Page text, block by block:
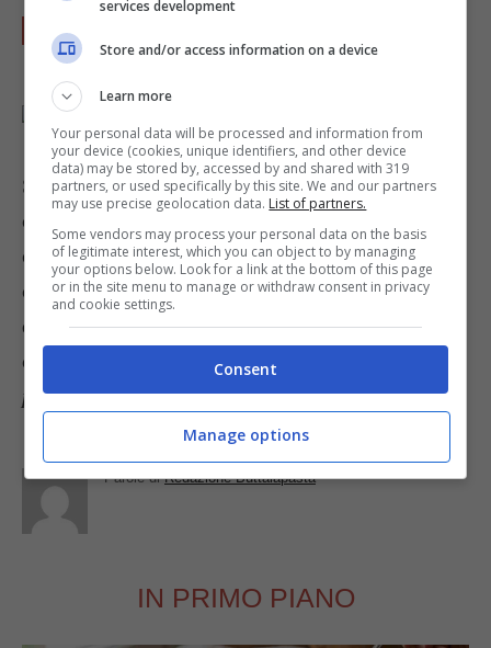
uno strato di muesli all’interno del vaso.
Se volete conservalo in frigorifero potete
chiudere il vaso con la sua capsula per evitare
ogni contaminazione di sapori e odori. Il dolce al
cucchiaio è pronto per soddisfare la vostra voglia
di dolce anche prima della tanto temuta prova
costume!
Contenuto di informazione
pubblicitaria
Parole diRedazione Buttalapasta
IN PRIMO PIANO
services development
Store and/or access information on a device
Learn more
Your personal data will be processed and information from
your device (cookies, unique identifiers, and other device
data) may be stored by, accessed by and shared with 319
partners, or used specifically by this site. We and our partners
may use precise geolocation data. List of partners.
Some vendors may process your personal data on the basis
of legitimate interest, which you can object to by managing
your options below. Look for a link at the bottom of this page
or in the site menu to manage or withdraw consent in privacy
and cookie settings.
Consent
Manage options